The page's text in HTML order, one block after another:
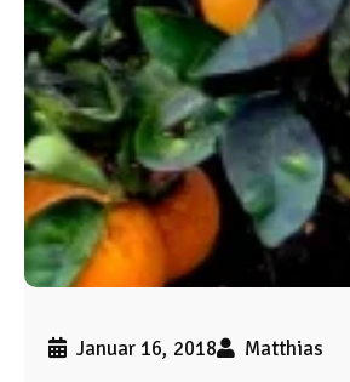
Januar 16, 2018 Matthias